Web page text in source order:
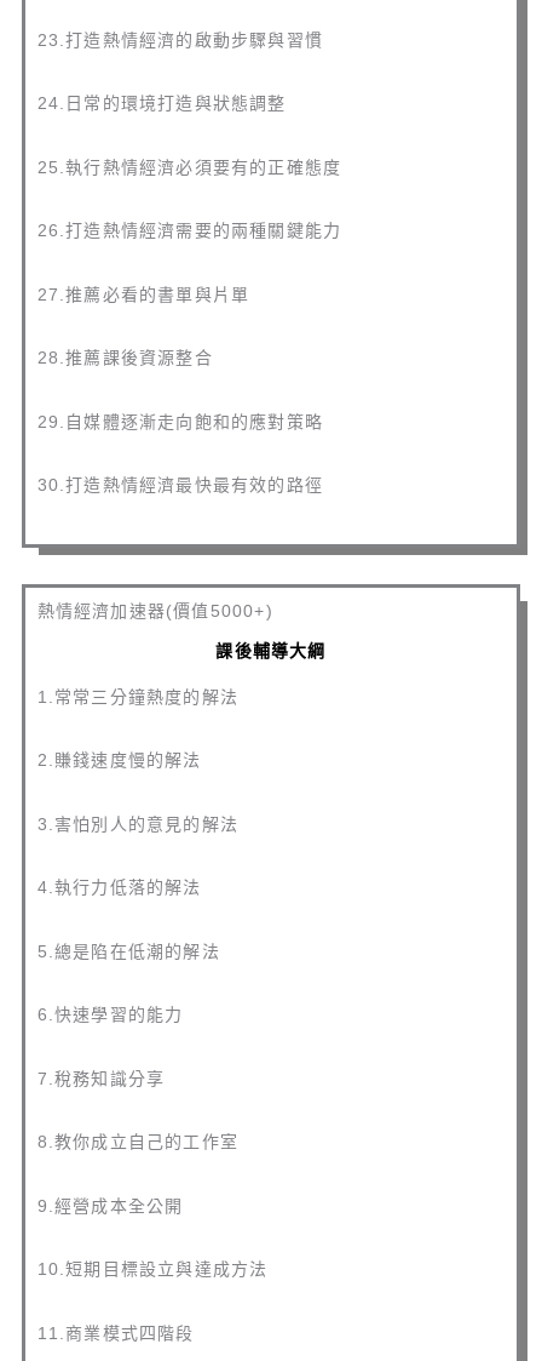
23.打造熱情經濟的啟動步驟與習慣
24.日常的環境打造與狀態調整
25.執行熱情經濟必須要有的正確態度
26.打造熱情經濟需要的兩種關鍵能力
27.推薦必看的書單與片單
28.推薦課後資源整合
29.自媒體逐漸走向飽和的應對策略
30.打造熱情經濟最快最有效的路徑
熱情經濟加速器(價值5000+)
課後輔導大綱
1.常常三分鐘熱度的解法
2.賺錢速度慢的解法
3.害怕別人的意見的解法
4.執行力低落的解法
5.總是陷在低潮的解法
6.快速學習的能力
7.稅務知識分享
8.教你成立自己的工作室
9.經營成本全公開
10.短期目標設立與達成方法
11.商業模式四階段